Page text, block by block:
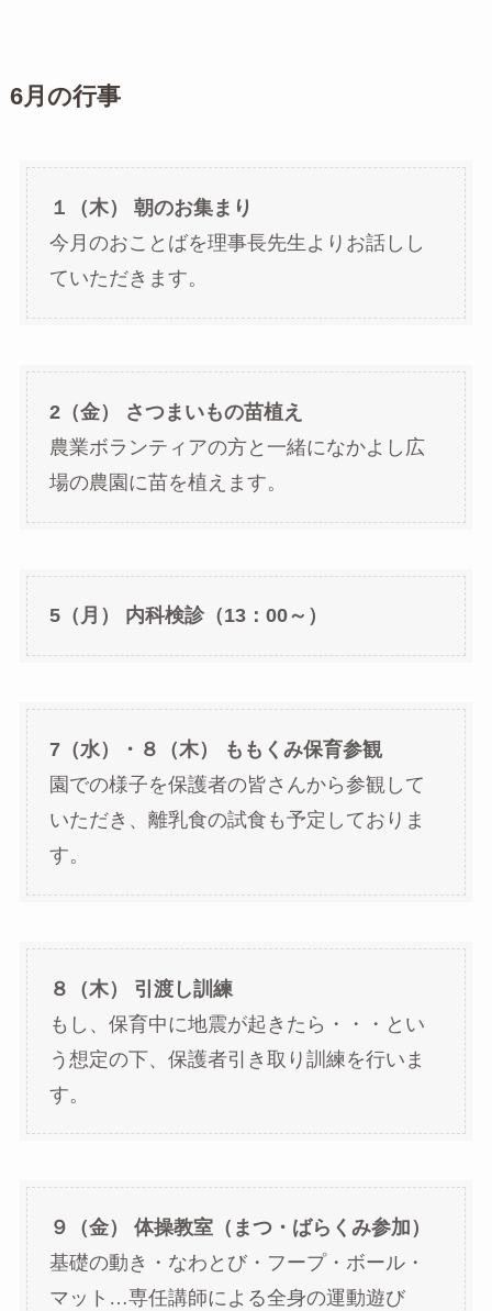
6月の行事
１（木） 朝のお集まり
今月のおことばを理事長先生よりお話しし
ていただきます。
2（金） さつまいもの苗植え
農業ボランティアの方と一緒になかよし広
場の農園に苗を植えます。
5（月） 内科検診（13：00～）
7（水）・８（木） ももくみ保育参観
園での様子を保護者の皆さんから参観して
いただき、離乳食の試食も予定しておりま
す。
８（木） 引渡し訓練
もし、保育中に地震が起きたら・・・とい
う想定の下、保護者引き取り訓練を行いま
す。
９（金） 体操教室（まつ・ばらくみ参加）
基礎の動き・なわとび・フープ・ボール・
マット…専任講師による全身の運動遊び